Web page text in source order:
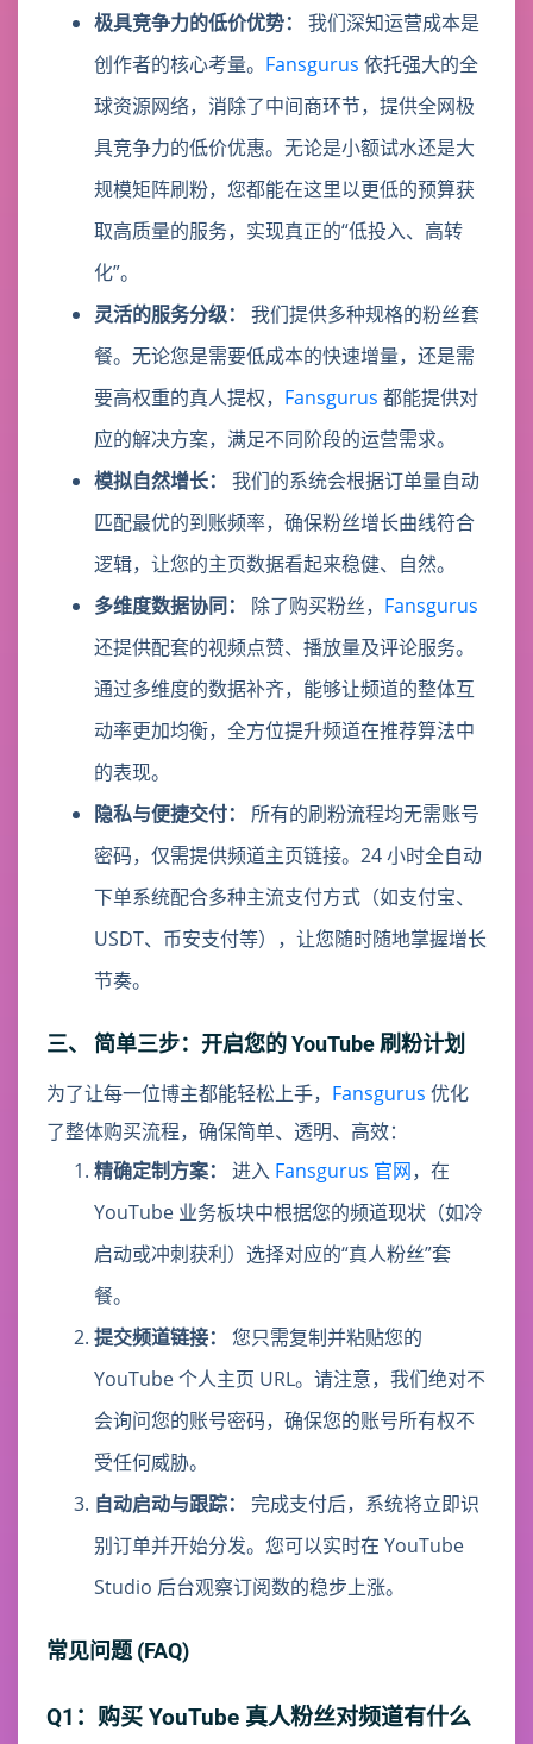
极具竞争力的低价优势：
我们深知运营成本是
创作者的核心考量。 Fansgurus 依托强大的全
球资源网络，消除了中间商环节，提供全网极
具竞争力的低价优惠。无论是小额试水还是大
规模矩阵刷粉，您都能在这里以更低的预算获
取高质量的服务，实现真正的“低投入、高转
化”。
灵活的服务分级：
我们提供多种规格的粉丝套
餐。无论您是需要低成本的快速增量，还是需
要高权重的真人提权， Fansgurus 都能提供对
应的解决方案，满足不同阶段的运营需求。
模拟自然增长：
我们的系统会根据订单量自动
匹配最优的到账频率，确保粉丝增长曲线符合
逻辑，让您的主页数据看起来稳健、自然。
多维度数据协同：
除了购买粉丝， Fansgurus
还提供配套的视频点赞、播放量及评论服务。
通过多维度的数据补齐，能够让频道的整体互
动率更加均衡，全方位提升频道在推荐算法中
的表现。
隐私与便捷交付：
所有的刷粉流程均无需账号
密码，仅需提供频道主页链接。24 小时全自动
下单系统配合多种主流支付方式（如支付宝、
USDT、币安支付等），让您随时随地掌握增长
节奏。
三、 简单三步：开启您的 YouTube 刷粉计划
为了让每一位博主都能轻松上手， Fansgurus 优化
了整体购买流程，确保简单、透明、高效：
精确定制方案：
进入 Fansgurus 官网，在
YouTube 业务板块中根据您的频道现状（如冷
启动或冲刺获利）选择对应的“真人粉丝”套
餐。
提交频道链接：
您只需复制并粘贴您的
YouTube 个人主页 URL。请注意，我们绝对不
会询问您的账号密码，确保您的账号所有权不
受任何威胁。
自动启动与跟踪：
完成支付后，系统将立即识
别订单并开始分发。您可以实时在 YouTube
Studio 后台观察订阅数的稳步上涨。
常见问题 (FAQ)
Q1：购买 YouTube 真人粉丝对频道有什么